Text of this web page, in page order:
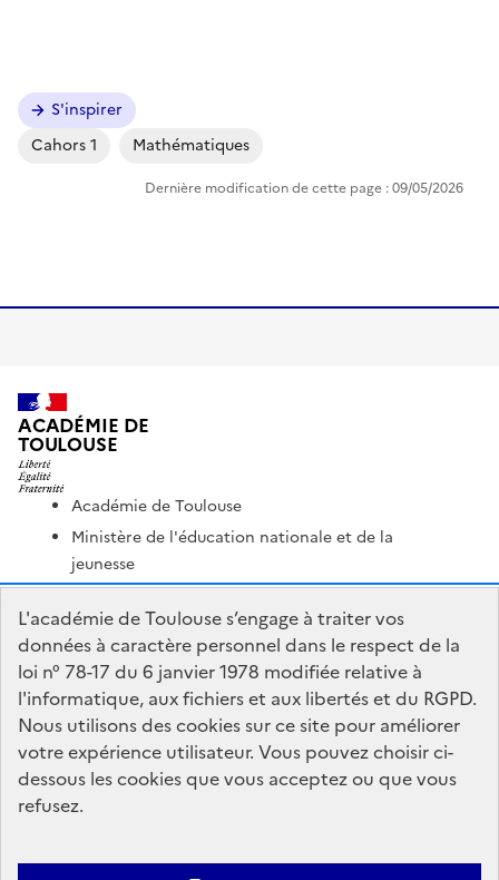
S'inspirer
Cahors 1
Mathématiques
Dernière modification de cette page : 09/05/2026
ACADÉMIE DE
TOULOUSE
Académie de Toulouse
Ministère de l'éducation nationale et de la
jeunesse
Ministère de l'enseignement supérieur et de la
recherche
Portail Pédagogique Académique
Nous contacter
DSDEN du Lot
1 place Jean-Jacques Chapou
46000 Cahors
L'académie de Toulouse s’engage à traiter vos
données à caractère personnel dans le respect de la
loi n° 78-17 du 6 janvier 1978 modifiée relative à
l'informatique, aux fichiers et aux libertés et du RGPD.
Nous utilisons des cookies sur ce site pour améliorer
votre expérience utilisateur. Vous pouvez choisir ci-
dessous les cookies que vous acceptez ou que vous
refusez.